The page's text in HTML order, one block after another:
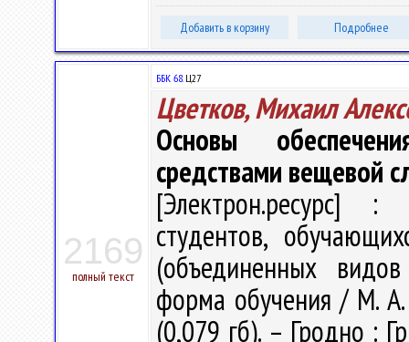
Добавить в корзину Подробнее
2169
полный текст
ББК 68.Ц27
Цветков, Михаил
Основы
средствами вещевой
[Электрон.ресурс] :
студентов,
(объединенных
форма обучения / М. А.
(0,079 гб). – Гродно :